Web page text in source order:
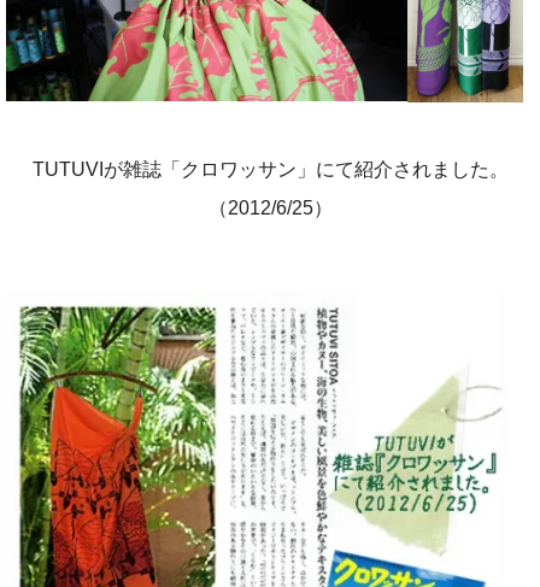
TUTUVIが雑誌「クロワッサン」にて紹介されました。
（2012/6/25）